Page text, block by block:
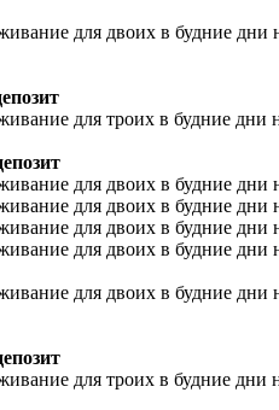
для двоих в будние
для троих в будние
для двоих в будние
для двоих в будние
для двоих в будние
для двоих в будние
для двоих в будние
для троих в будние